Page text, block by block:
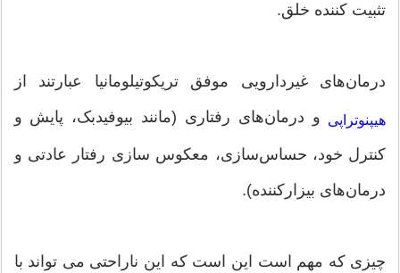
تثبیت کننده خلق.
درمان‌های غیردارویی موفق تریکوتیلومانیا عبارتند از
هیپنوتراپی و درمان‌های رفتاری (مانند بیوفیدبک، پایش و
کنترل خود، حساس‌سازی، معکوس سازی رفتار عادتی و
درمان‌های بیزارکننده).
چیزی که مهم است این است که این ناراحتی می تواند با